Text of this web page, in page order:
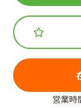
営業時